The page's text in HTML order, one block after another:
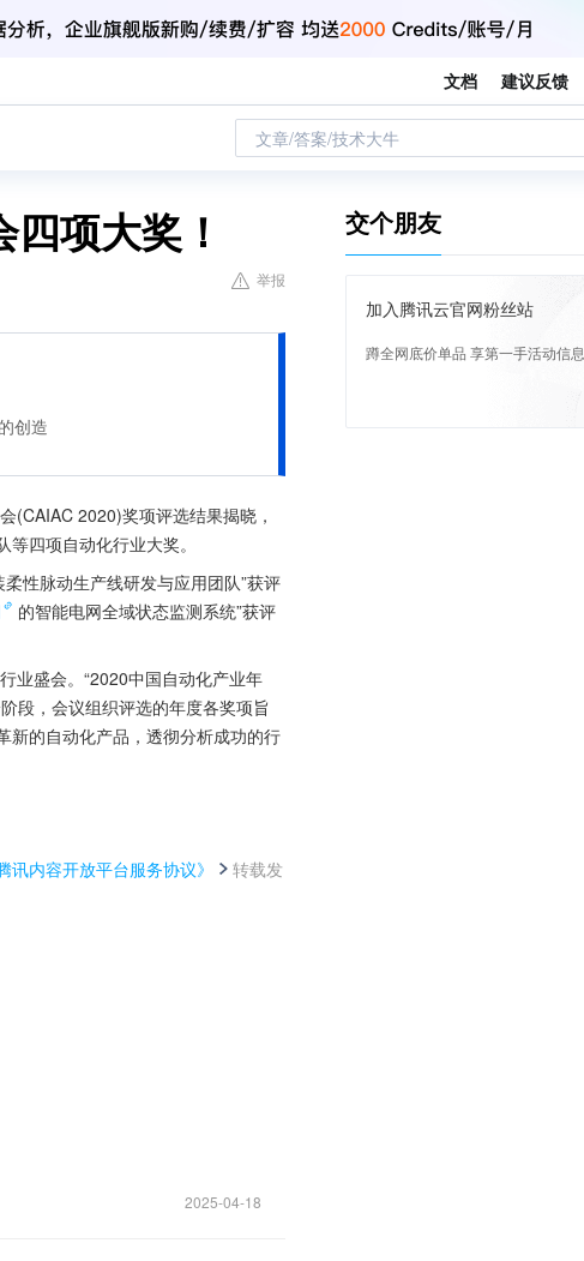
文档 建议反馈
文章/答案/技术大牛
项大奖！
举报
创造
(CAIAC 2020)奖项评选结果揭晓，
四项自动化行业大奖。
性脉动生产线研发与应用团队”获评
的智能电网全域状态监测系统”获评
业盛会。“2020中国自动化产业年
段，会议组织评选的年度各奖项旨
新的自动化产品，透彻分析成功的行
讯内容开放平台服务协议》
转载发
2025-04-18
交个朋友
加入腾讯云官网粉丝站
蹲全网底价单品 享第一手活动信息